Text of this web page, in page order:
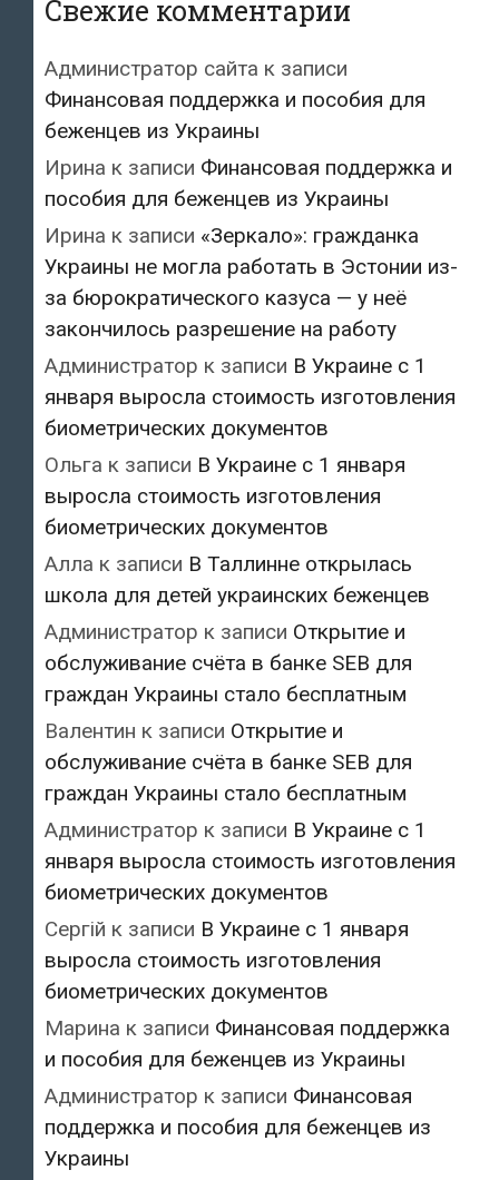
Свежие комментарии
Администратор сайта к записи
Финансовая поддержка и пособия для
беженцев из Украины
Ирина к записи Финансовая поддержка и
пособия для беженцев из Украины
Ирина к записи «Зеркало»: гражданка
Украины не могла работать в Эстонии из-
за бюрократического казуса — у неё
закончилось разрешение на работу
Администратор к записи В Украине с 1
января выросла стоимость изготовления
биометрических документов
Ольга к записи В Украине с 1 января
выросла стоимость изготовления
биометрических документов
Алла к записи В Таллинне открылась
школа для детей украинских беженцев
Администратор к записи Открытие и
обслуживание счёта в банке SEB для
граждан Украины стало бесплатным
Валентин к записи Открытие и
обслуживание счёта в банке SEB для
граждан Украины стало бесплатным
Администратор к записи В Украине с 1
января выросла стоимость изготовления
биометрических документов
Сергій к записи В Украине с 1 января
выросла стоимость изготовления
биометрических документов
Марина к записи Финансовая поддержка
и пособия для беженцев из Украины
Администратор к записи Финансовая
поддержка и пособия для беженцев из
Украины